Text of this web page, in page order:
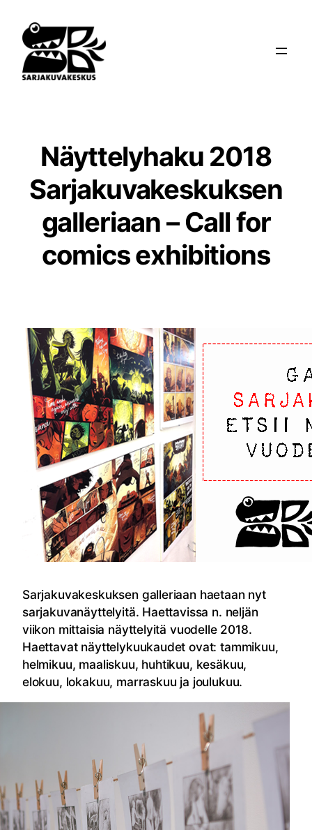
sisältöön
Näyttelyhaku 2018
Sarjakuvakeskuksen
galleriaan – Call for
comics exhibitions
Sarjakuvakeskuksen galleriaan haetaan nyt
sarjakuvanäyttelyitä. Haettavissa n. neljän
viikon mittaisia näyttelyitä vuodelle 2018.
Haettavat näyttelykuukaudet ovat: tammikuu,
helmikuu, maaliskuu, huhtikuu, kesäkuu,
elokuu, lokakuu, marraskuu ja joulukuu.